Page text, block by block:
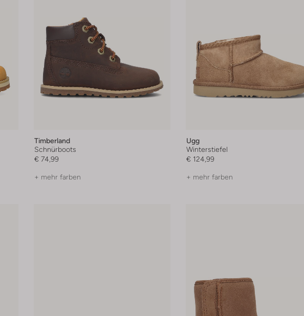
Timberland
Schnürboots
€ 74,99
+ mehr farben
Ugg
Winterstiefel
€ 124,99
+ mehr farben